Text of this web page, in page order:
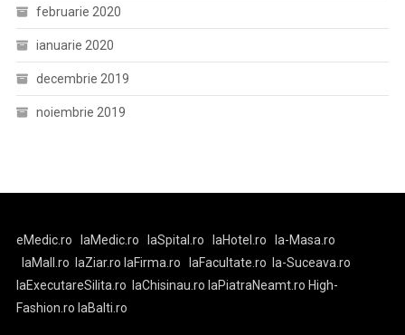
februarie 2020
ianuarie 2020
decembrie 2019
noiembrie 2019
eMedic.ro laMedic.ro laSpital.ro laHotel.ro
la-Masa.ro
laMall.ro
laZiar.ro laFirma.ro laFacultate.ro
la-Suceava.ro
laExecutareSilita.ro
laChisinau.ro laPiatraNeamt.ro High-
Fashion.ro laBalti.ro